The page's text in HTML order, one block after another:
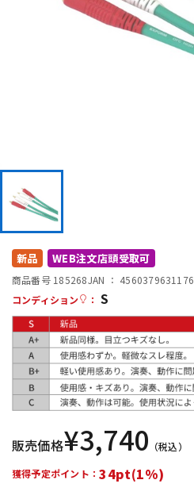
配信/ライブ機器
中古
新品 WEB注文店頭受取可
商品番号 185268JAN ： 4560379631176
コンディション
： S
販売価格¥3,740 （税込）
獲得予定ポイント：34pt(1%)